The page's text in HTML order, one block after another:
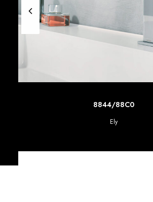
SCOPRI DI PIU'
8844/88C0
Ely